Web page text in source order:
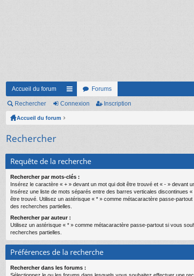
Accueil du forum
ac
s
Forums
Rechercher Connexion Inscription
Accueil du forum
Rechercher
Requête de la recherche
Rechercher par mots-clés :
Insérez le caractère « + » devant un mot qui doit être trouvé et « - » devant
Insérez une liste de mots séparés entre des barres verticales discontinues
être trouvé. Utilisez un astérisque « * » comme métacaractère passe-
des recherches partielles.
Rechercher par auteur :
Utilisez un astérisque « * » comme métacaractère passe-partout si vous
recherches partielles.
Préférences de la recherche
Rechercher dans les forums :